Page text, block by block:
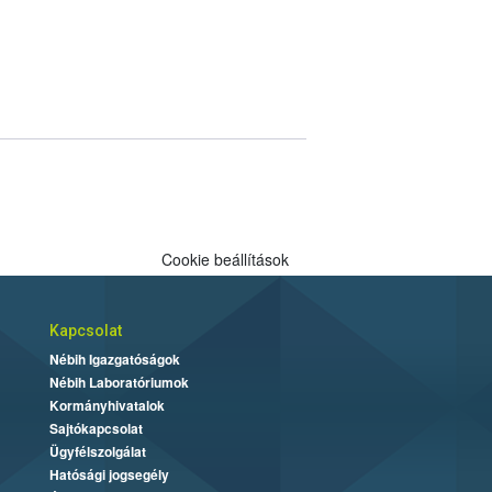
Cookie beállítások
Kapcsolat
Nébih Igazgatóságok
Nébih Laboratóriumok
Kormányhivatalok
Sajtókapcsolat
Ügyfélszolgálat
Hatósági jogsegély